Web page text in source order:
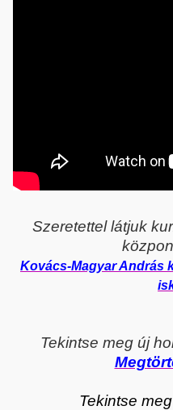
Szeretettel látjuk
Kovács-Magyar András
Tekintse meg új
Tekintse